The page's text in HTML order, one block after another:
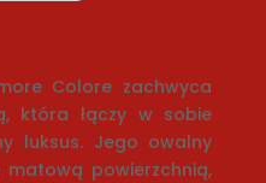
Colore zachwyca
która łączy w sobie
luksus. Jego owalny
powierzchnią,